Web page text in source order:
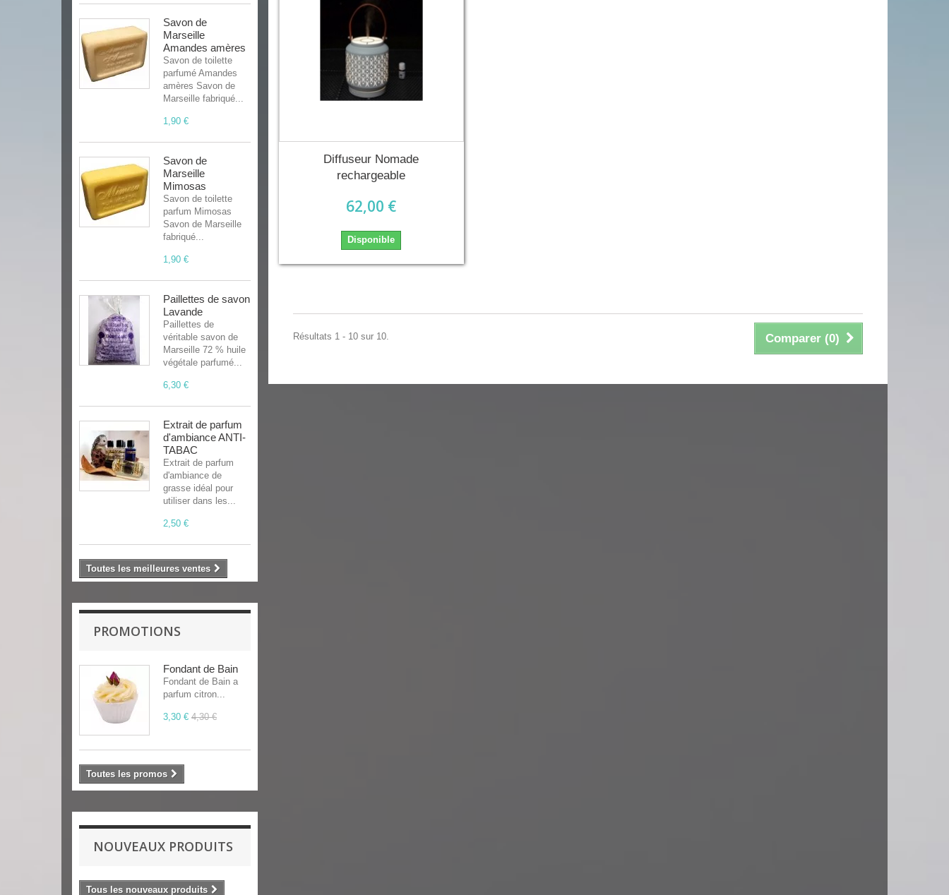
Savon de
Marseille
Amandes amères
Savon de toilette
parfumé Amandes
amères Savon de
Marseille fabriqué...
1,90 €
Savon de
Marseille
Mimosas
Savon de toilette
parfum Mimosas
Savon de Marseille
fabriqué...
1,90 €
Paillettes de savon
Lavande
Paillettes de
véritable savon de
Marseille 72 % huile
végétale parfumé...
6,30 €
Extrait de parfum
d'ambiance ANTI-
TABAC
Extrait de parfum
d'ambiance de
grasse idéal pour
utiliser dans les...
2,50 €
Toutes les meilleures ventes
PROMOTIONS
Fondant de Bain
Fondant de Bain a
parfum citron...
3,30 € 4,30 €
Toutes les promos
NOUVEAUX PRODUITS
Tous les nouveaux produits
Diffuseur Nomade
rechargeable
62,00 €
Disponible
Comparer (0)
Résultats 1 - 10 sur 10.